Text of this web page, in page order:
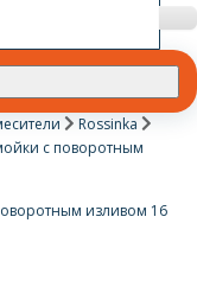
Rossinka
с поворотным